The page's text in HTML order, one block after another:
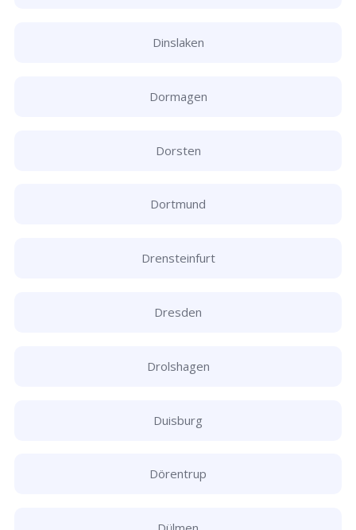
Dinslaken
Dormagen
Dorsten
Dortmund
Drensteinfurt
Dresden
Drolshagen
Duisburg
Dörentrup